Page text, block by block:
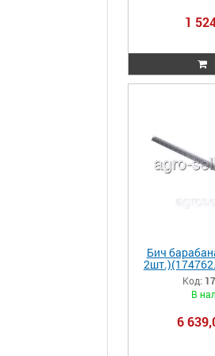
1
Бич
520, 530,570
Код:
В
6